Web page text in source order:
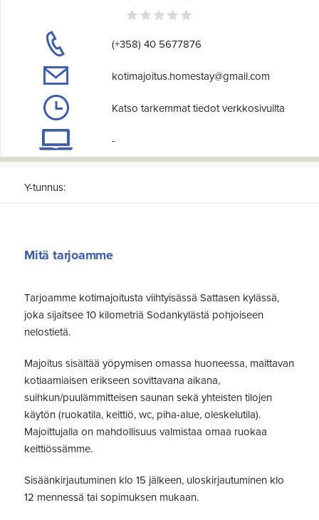
(+358) 40 5677876
kotimajoitus.homestay@gmail.com
Katso tarkemmat tiedot verkkosivuilta
-
Y-tunnus:
Mitä tarjoamme
Tarjoamme kotimajoitusta viihtyisässä Sattasen kylässä,
joka sijaitsee 10 kilometriä Sodankylästä pohjoiseen
nelostietä.
Majoitus sisältää yöpymisen omassa huoneessa, maittavan
kotiaamiaisen erikseen sovittavana aikana,
suihkun/puulämmitteisen saunan sekä yhteisten tilojen
käytön (ruokatila, keittiö, wc, piha-alue, oleskelutila).
Majoittujalla on mahdollisuus valmistaa omaa ruokaa
keittiössämme.
Sisäänkirjautuminen klo 15 jälkeen, uloskirjautuminen klo
12 mennessä tai sopimuksen mukaan.